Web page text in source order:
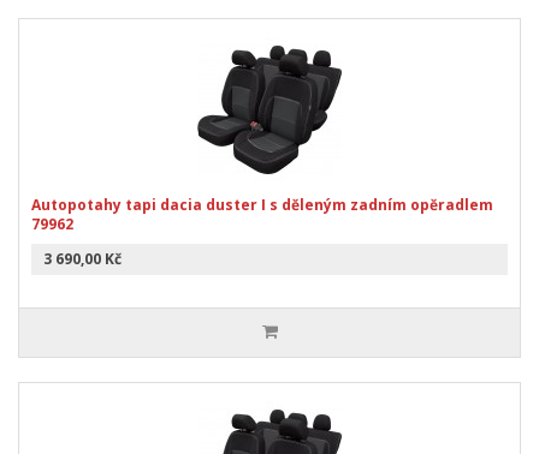
Autopotahy tapi dacia duster I s děleným zadním opěradlem
79962
3 690,00 Kč